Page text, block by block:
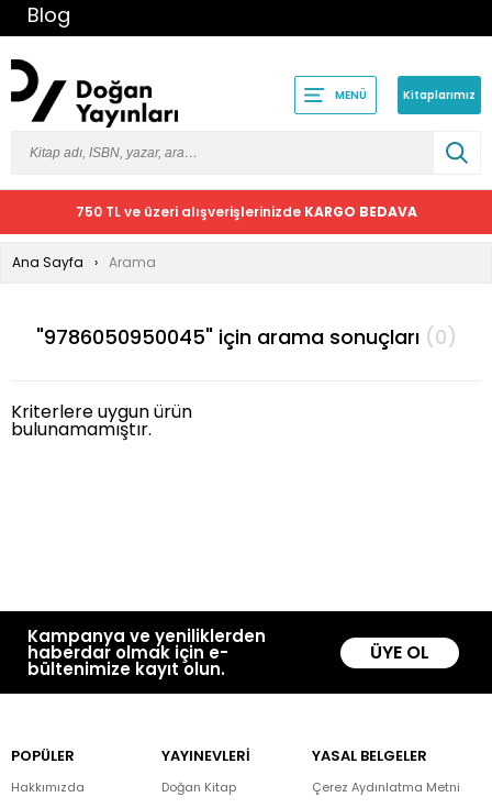
Blog
MENÜ Kitaplarımız
750 TL ve üzeri alışverişlerinizde KARGO BEDAVA
Ana Sayfa Arama
"9786050950045" için arama sonuçları (0)
Kriterlere uygun ürün
bulunamamıştır.
Kampanya ve yeniliklerden
haberdar olmak için e-
bültenimize kayıt olun.
ÜYE OL
POPÜLER
Hakkımızda
YAYINEVLERİ
Doğan Kitap
YASAL BELGELER
Çerez Aydınlatma Metni